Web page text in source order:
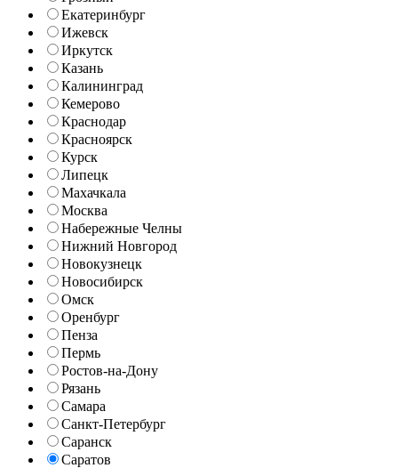
Екатеринбург
Ижевск
Иркутск
Казань
Калининград
Кемерово
Краснодар
Красноярск
Курск
Липецк
Махачкала
Москва
Набережные Челны
Нижний Новгород
Новокузнецк
Новосибирск
Омск
Оренбург
Пенза
Пермь
Ростов-на-Дону
Рязань
Самара
Санкт-Петербург
Саранск
Саратов